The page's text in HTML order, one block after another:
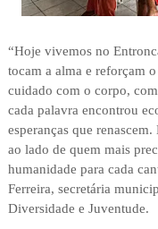
“Hoje vivemos no
tocam a alma e reforçam
cuidado com o corpo,
cada palavra encontrou
esperanças que
ao lado de quem mais
humanidade para cada
Ferreira, secretária
Diversidade e Juventude.